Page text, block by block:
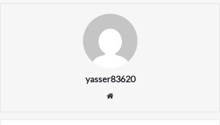
yasser83620
ق